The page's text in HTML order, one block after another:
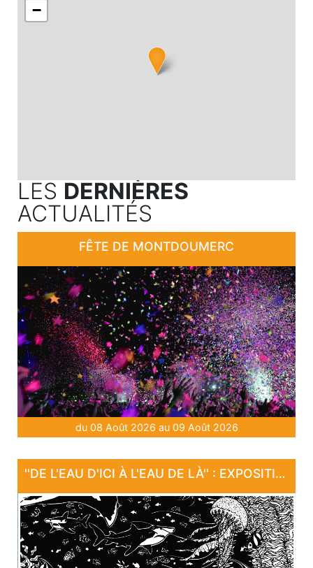
−
LES DERNIÈRES
ACTUALITÉS
FÊTE DE MONTDOUMERC
du 08 Août 2026 au 09 Août 2026
''DE L'EAU D'ICI À L'EAU DE LÀ'' : EXPOSITION "SANCTUAIRE"